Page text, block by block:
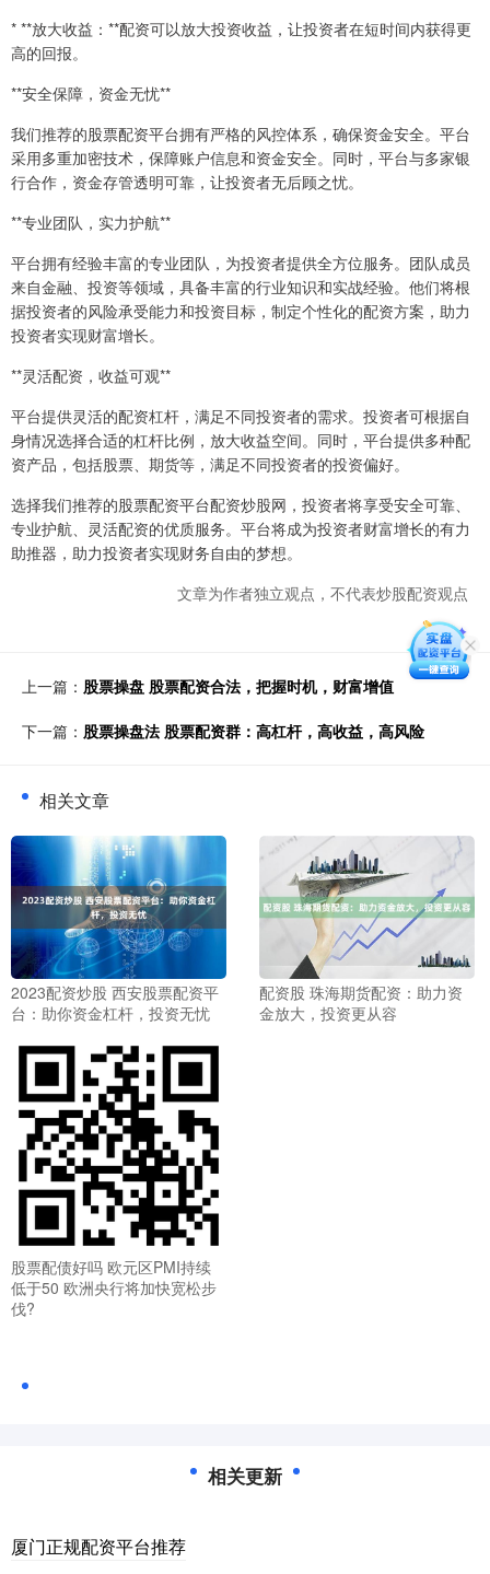
* **放大收益：**配资可以放大投资收益，让投资者在短时间内获得更
高的回报。
**安全保障，资金无忧**
我们推荐的股票配资平台拥有严格的风控体系，确保资金安全。平台
采用多重加密技术，保障账户信息和资金安全。同时，平台与多家银
行合作，资金存管透明可靠，让投资者无后顾之忧。
**专业团队，实力护航**
平台拥有经验丰富的专业团队，为投资者提供全方位服务。团队成员
来自金融、投资等领域，具备丰富的行业知识和实战经验。他们将根
据投资者的风险承受能力和投资目标，制定个性化的配资方案，助力
投资者实现财富增长。
**灵活配资，收益可观**
平台提供灵活的配资杠杆，满足不同投资者的需求。投资者可根据自
身情况选择合适的杠杆比例，放大收益空间。同时，平台提供多种配
资产品，包括股票、期货等，满足不同投资者的投资偏好。
选择我们推荐的股票配资平台配资炒股网，投资者将享受安全可靠、
专业护航、灵活配资的优质服务。平台将成为投资者财富增长的有力
助推器，助力投资者实现财务自由的梦想。
文章为作者独立观点，不代表炒股配资观点
上一篇： 股票操盘 股票配资合法，把握时机，财富增值
下一篇： 股票操盘法 股票配资群：高杠杆，高收益，高风险
相关文章
2023配资炒股 西安股票配资平
台：助你资金杠杆，投资无忧
配资股 珠海期货配资：助力资
金放大，投资更从容
股票配债好吗 欧元区PMI持续
低于50 欧洲央行将加快宽松步
伐?
相关更新
厦门正规配资平台推荐